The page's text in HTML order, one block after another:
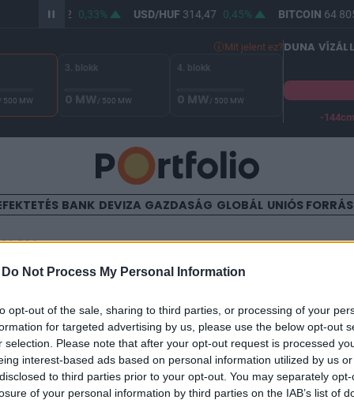
Do Not Process My Personal Information
opt-out of the sale, sharing to third parties, or processing of your
for targeted advertising by us, please use the below opt-out
selection. Please note that after your opt-out request is processed
interest-based ads based on personal information utilized by us
to third parties prior to your opt-out. You may separately
of your personal information by third parties on the IAB’s list of
362,92 0,33% USD/HUF 314,47 0,45% BITCOIN64
Mit jelent ez?
/ 500 MW
3. blokk
0 MW/ 500 MW
4. blokk
0 MW/ 500 MW
DUNA
-144cm
BANK DEVIZA GAZDASÁG GLOBÁL UNIÓS
nek is odacsapnak Trump
zárás előtt lejtmenetbe kapcsoltak az Apple